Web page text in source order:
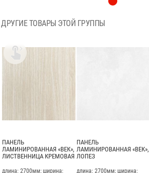
ДРУГИЕ ТОВАРЫ ЭТОЙ ГРУППЫ
ПАНЕЛЬ
ЛАМИНИРОВАННАЯ «ВЕК»,
ЛИСТВЕННИЦА КРЕМОВАЯ
длина: 2700мм; ширина:
ПАНЕЛЬ
ЛАМИНИРОВАННАЯ «ВЕК»,
ЛОПЕЗ
длина: 2700мм; ширина:
